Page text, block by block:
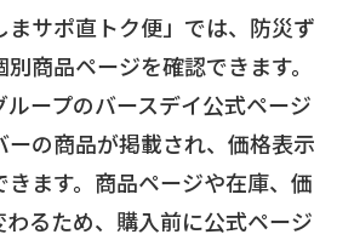
まサポ直トク便」では、防災ず
商品ページを確認できます。
ープのバースデイ公式ページ
の商品が掲載され、価格表示
ます。商品ページや在庫、価
るため、購入前に公式ページ